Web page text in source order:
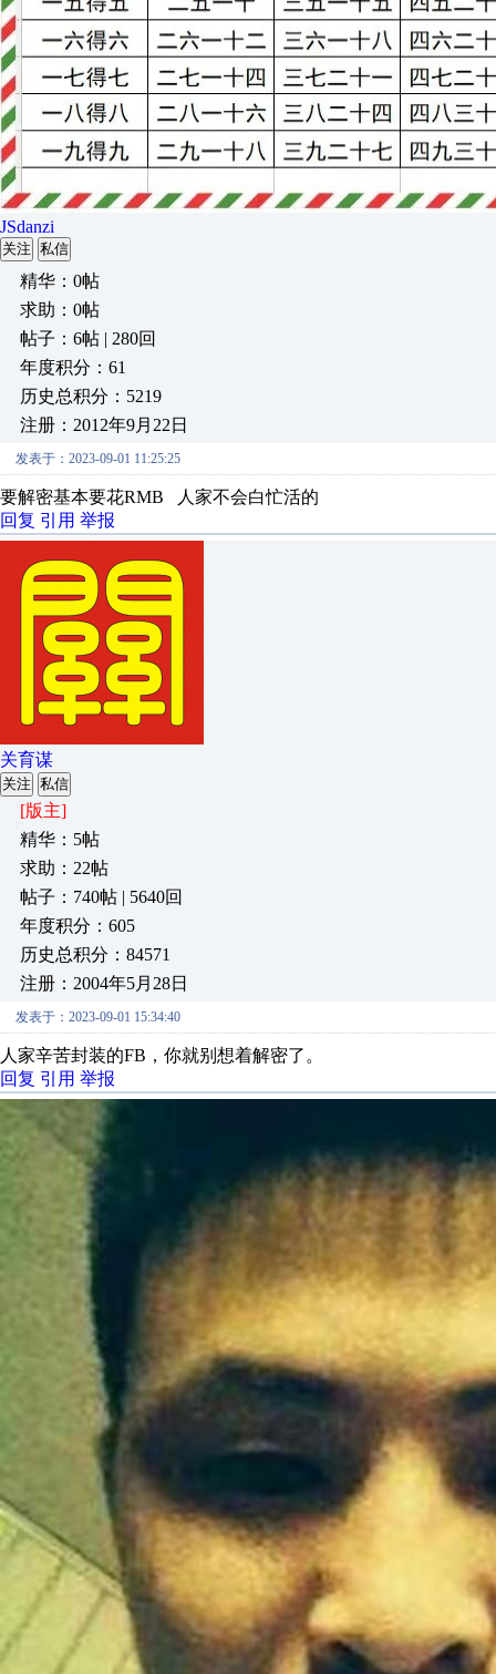
JSdanzi
关注 私信
精华：0帖
求助：0帖
帖子：6帖 | 280回
年度积分：61
历史总积分：5219
注册：2012年9月22日
发表于：2023-09-01 11:25:25
要解密基本要花RMB 人家不会白忙活的
回复 引用 举报
关育谋
关注 私信
[版主]
精华：5帖
求助：22帖
帖子：740帖 | 5640回
年度积分：605
历史总积分：84571
注册：2004年5月28日
发表于：2023-09-01 15:34:40
人家辛苦封装的FB，你就别想着解密了。
回复 引用 举报